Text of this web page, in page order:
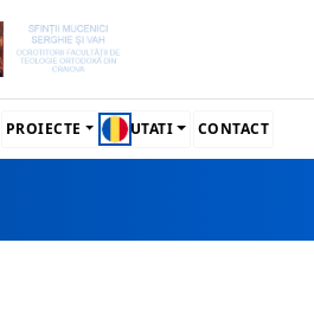
PROIECTE NOUTATI CONTACT